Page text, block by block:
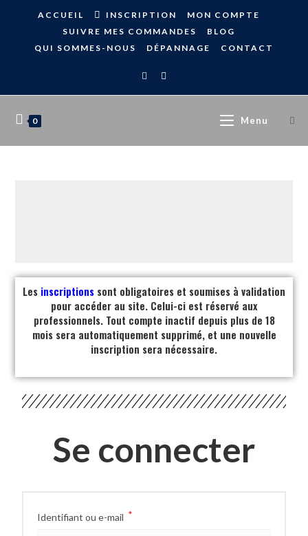
ACCUEIL INSCRIPTION
MON COMPTE
SUIVRE MES COMMANDES
BLOG
QUI SOMMES-NOUS
DÉPANNAGE CONTACT
0 Menu
Les inscriptions sont obligatoires et soumises à validation
pour accéder au site. Celui-ci est réservé aux
professionnels. Tout compte inactif depuis plus de 18
mois sera automatiquement supprimé, et une nouvelle
inscription sera nécessaire.
Se connecter
Identifiant ou e-mail *